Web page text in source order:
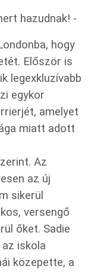
hazudnak! -
hogy
Először is
legexkluzívabb
egykor
amelyet
miatt adott
Az
az új
sikerül
versengő
őket. Sadie
iskola
közepette, a